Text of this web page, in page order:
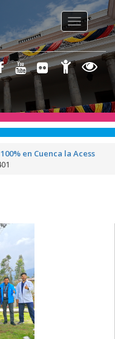
Toggle
en Cuenca la Acess